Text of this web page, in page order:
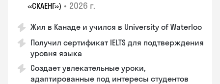
«СКАЕНГ») • 2026 г.
Жил в Канаде и учился в University of Waterloo
Получил сертификат IELTS для подтверждения
уровня языка
Создает увлекательные уроки,
адаптированные под интересы студентов